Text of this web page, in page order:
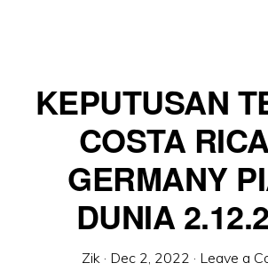
KEPUTUSAN
COSTA
GERMANY
DUNIA
Zik · Dec 2, 2022 · Leave a